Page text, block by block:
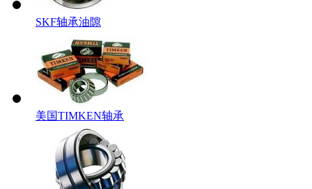
SKF轴承油隙
美国TIMKEN轴承